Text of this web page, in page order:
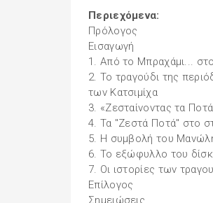
Περιεχόμενα:
Πρόλογος
Εισαγωγή
1. Από το Μπραχάμι...
2. Το τραγούδι της
των Κατσιμίχα
3. «Ζεσταίνοντας τα
4. Τα "Ζεστά Ποτά" στο
5. Η συμβολή του
6. Το εξώφυλλο του
7. Οι ιστορίες των
Επίλογος
Σημειώσεις